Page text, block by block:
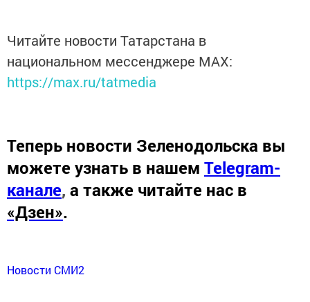
Читайте новости Татарстана в
национальном мессенджере MАХ:
https://max.ru/tatmedia
Теперь новости Зеленодольска вы
можете узнать в нашем Telegram-
канале, а также читайте нас в
«Дзен».
Новости СМИ2